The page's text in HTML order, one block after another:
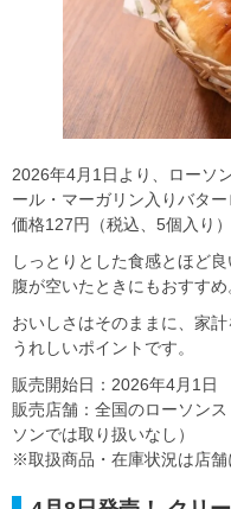
2026年4月1日より、ローソ
ール・マーガリン入りバタ
価格127円（税込、5個入り
しっとりとした食感とほど
腹が空いたときにもおすすめ
おいしさはそのままに、家
うれしいポイントです。
販売開始日：2026年4月1日
販売店舗：全国のローソン
ソンでは取り扱いなし）
※取扱商品・在庫状況は店舗